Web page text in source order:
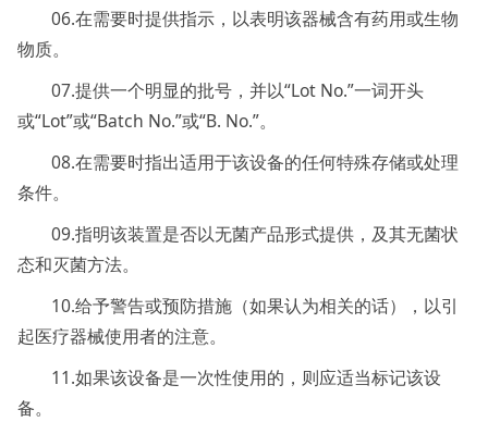
06.在需要时提供指示，以表明该器械含有药用或生物
物质。
07.提供一个明显的批号，并以“Lot No.”一词开头
或“Lot”或“Batch No.”或“B. No.”。
08.在需要时指出适用于该设备的任何特殊存储或处理
条件。
09.指明该装置是否以无菌产品形式提供，及其无菌状
态和灭菌方法。
10.给予警告或预防措施（如果认为相关的话），以引
起医疗器械使用者的注意。
11.如果该设备是一次性使用的，则应适当标记该设
备。